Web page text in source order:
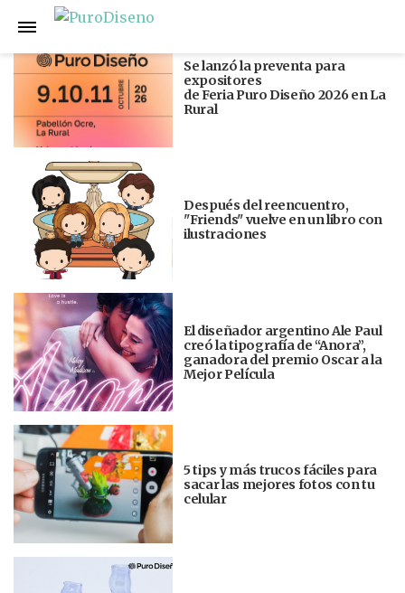
Anterior
Se lanzó la preventa para
expositores
de Feria Puro Diseño 2026 en La
Rural
Después del reencuentro,
"Friends" vuelve en un libro con
ilustraciones
El diseñador argentino Ale Paul
creó la tipografía de “Anora”,
ganadora del premio Oscar a la
Mejor Película
5 tips y más trucos fáciles para
sacar las mejores fotos con tu
celular
Siguiente